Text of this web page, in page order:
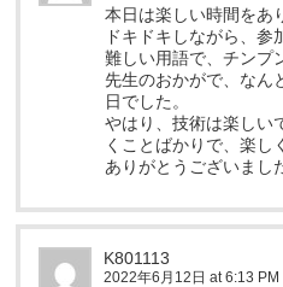
本日は楽しい時間をあ
ドキドキしながら、参
難しい用語で、チンプ
先生のおかがで、なん
日でした。
やはり、技術は楽しい
くことばかりで、楽し
ありがとうございまし
K801113
2022年6月12日 at 6:13 PM